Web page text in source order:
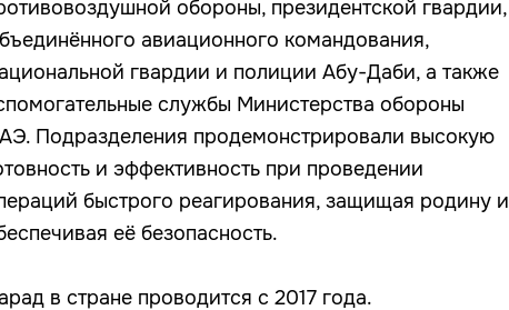
обороны, президентской гвардии,
авиационного командования,
гвардии и полиции Абу-Даби, а также
службы Министерства обороны
Подразделения продемонстрировали высокую
и эффективность при проведении
быстрого реагирования, защищая родину и
её безопасность.
в стране проводится с 2017 года.